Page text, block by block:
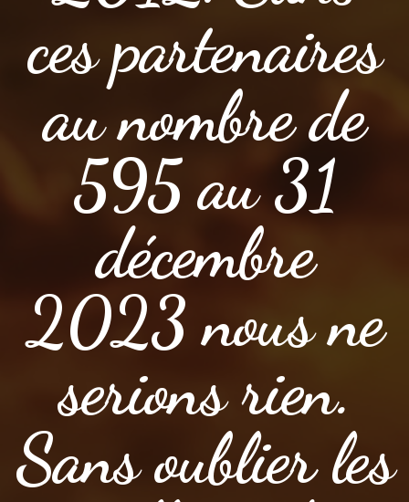
ces partenaires
au nombre de
595 au 31
décembre
2023 nous ne
serions rien.
Sans oublier les